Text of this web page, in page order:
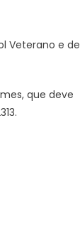
Veterano e de
que deve